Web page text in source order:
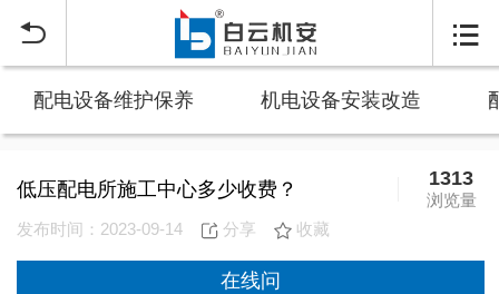
 
配电设备维护保养 机电设备安装改造
低压配电所施工中心多少收费？ 1313
浏览量
发布时间：2023-09-14
分享 收藏
在线问